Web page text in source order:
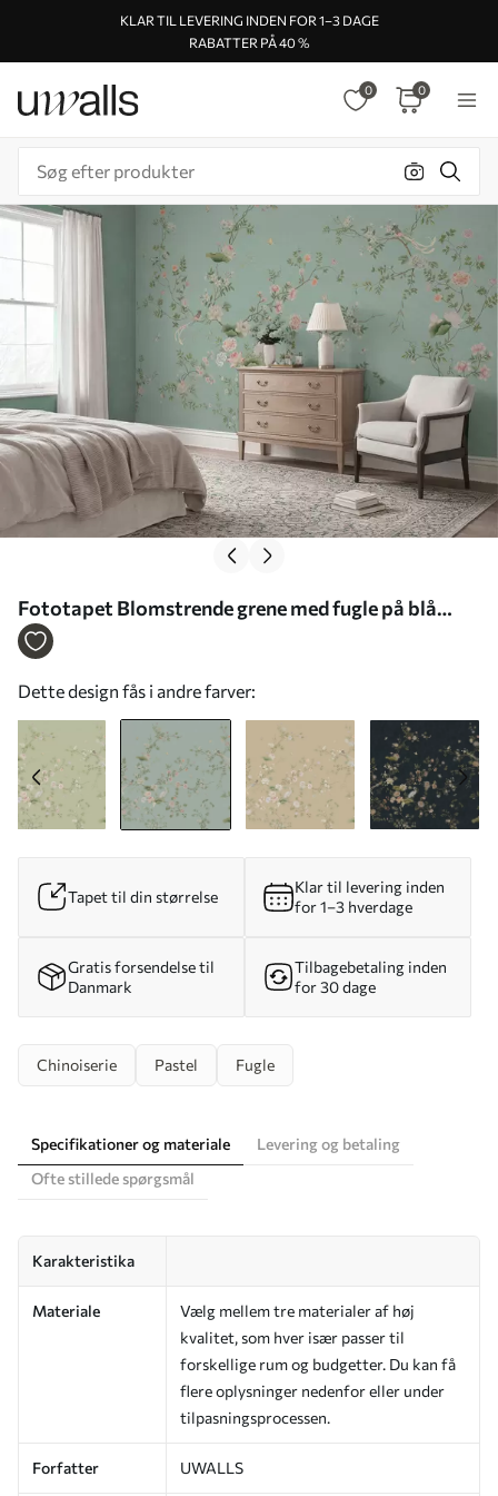
KLAR TIL LEVERING INDEN FOR 1–3 DAGE
RABATTER PÅ 40 %
0 0
Fototapet Blomstrende grene med fugle på blå
baggrund Nr. w05416v1
Dette design fås i andre farver:
Tapet til din størrelse
Klar til levering inden
for 1–3 hverdage
Gratis forsendelse til
Danmark
Tilbagebetaling inden
for 30 dage
Chinoiserie Pastel Fugle
Specifikationer og materiale
Levering og betaling
Ofte stillede spørgsmål
Karakteristika
Materiale
Vælg mellem tre materialer af høj
kvalitet, som hver især passer til
forskellige rum og budgetter. Du kan få
flere oplysninger nedenfor eller under
tilpasningsprocessen.
Forfatter UWALLS